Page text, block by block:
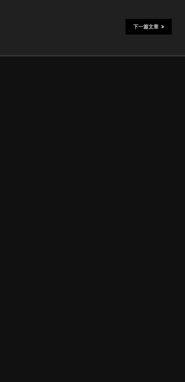
下一篇文章